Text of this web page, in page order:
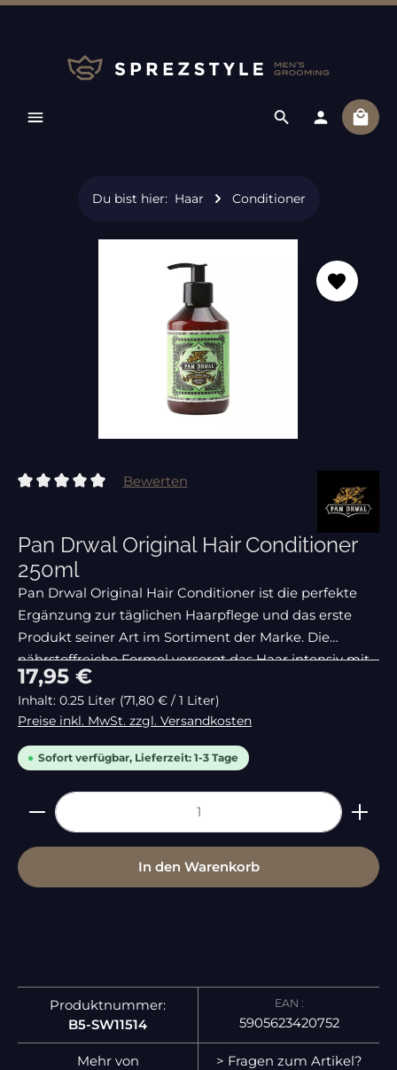
Du bist hier: Haar Conditioner
Durchschnittliche Bewertung von 0 von 5 Sternen
Bewerten
Pan Drwal Original Hair Conditioner
250ml
Pan Drwal Original Hair Conditioner ist die perfekte
Ergänzung zur täglichen Haarpflege und das erste
Produkt seiner Art im Sortiment der Marke. Die
nährstoffreiche Formel versorgt das Haar intensiv mit
Feuchtigkeit, ohne es zu beschweren
Regulärer Preis:
17,95 €
Inhalt: 0.25 Liter (71,80 € / 1 Liter)
Preise inkl. MwSt. zzgl. Versandkosten
Sofort verfügbar, Lieferzeit: 1-3 Tage
Produkt Anzahl: Gib den gewünschten Wert
In den Warenkorb
Produktnummer:
B5-SW11514
EAN :
5905623420752
Mehr von
> Fragen zum Artikel?